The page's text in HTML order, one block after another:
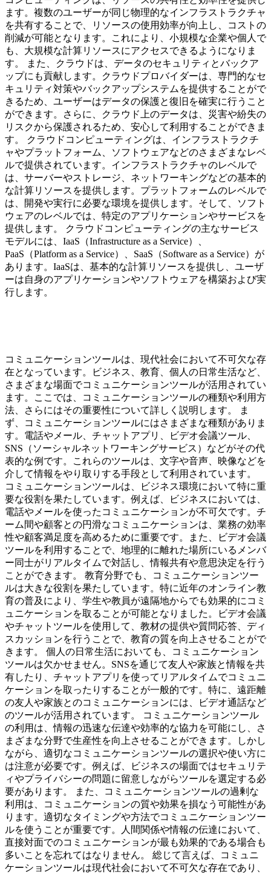
ます。複数のユーザーが同じ物理的なインフラストラクチャ
を共有することで、リソースの使用効率が向上し、コストの
削減が可能となります。これにより、小規模な企業や個人で
も、大規模な計算リソースにアクセスできるようになりま
す。 また、クラウドは、データのセキュリティとバックア
ップにも貢献します。クラウドプロバイダーは、専門的なセ
キュリティ対策やバックアップシステムを提供することがで
きるため、ユーザーはデータの保護と復旧を確実に行うこと
ができます。さらに、クラウド上のデータは、災害や紛失の
リスクから保護されるため、安心して利用することができま
す。 クラウドコンピューティングは、インフラストラクチ
ャやプラットフォーム、ソフトウェアなどのさまざまなレベ
ルで提供されています。インフラストラクチャのレベルで
は、サーバーやストレージ、ネットワーキングなどの基本的
な計算リソースを提供します。プラットフォームのレベルで
は、開発や実行に必要な環境を提供します。そして、ソフト
ウェアのレベルでは、特定のアプリケーションやサービスを
提供します。 クラウドコンピューティングの主なサービス
モデルには、IaaS（Infrastructure as a Service）、
PaaS（Platform as a Service）、SaaS（Software as a Service）が
あります。IaaSは、基本的な計算リソースを提供し、ユーザ
ーは自身のアプリケーションやソフトウェアを構築および実
行します。
コミュニケーションツールは、現代社会において不可欠な存
在となっています。ビジネス、教育、個人の日常生活など、
さまざまな場面でコミュニケーションツールが活用されてい
ます。ここでは、コミュニケーションツールの種類や利用方
法、さらにはその重要性について詳しく説明します。 ま
ず、コミュニケーションツールにはさまざまな種類がありま
す。電話やメール、チャットアプリ、ビデオ会議ツール、
SNS（ソーシャルネットワーキングサービス）などがその代
表的な例です。これらのツールは、文字や音声、映像などを
介して情報をやり取りする手段として利用されています。
コミュニケーションツールは、ビジネス環境において特に重
要な役割を果たしています。例えば、ビジネスにおいては、
電話やメールを使ったコミュニケーションが不可欠です。チ
ーム間や顧客との円滑なコミュニケーションは、業務の効率
性や顧客満足度を高めるために重要です。また、ビデオ会議
ツールを利用することで、地理的に離れた場所にいるメンバ
ー同士がリアルタイムで対話し、情報共有や意思決定を行う
ことができます。 教育分野でも、コミュニケーションツー
ルは大きな役割を果たしています。特に近年のオンライン教
育の普及により、学生や教員が遠隔地からでも効果的にコミ
ュニケーションを取ることが可能となりました。ビデオ会議
やチャットツールを使用して、教材の提供や質問応答、ディ
スカッションを行うことで、教育の質を向上させることがで
きます。 個人の日常生活においても、コミュニケーション
ツールは欠かせません。SNSを通じて友人や家族と情報を共
有したり、チャットアプリを使ってリアルタイムでコミュニ
ケーションを取ったりすることが一般的です。特に、遠距離
の友人や家族とのコミュニケーションには、ビデオ通話など
のツールが活用されています。 コミュニケーションツール
の利用は、情報の迅速な伝達や効率的な協力を可能にし、さ
まざまな分野で生産性を向上させることができます。しかし
ながら、適切なコミュニケーションツールの選択や使い方に
は注意が必要です。例えば、ビジネスの場面ではセキュリテ
ィやプライバシーの問題に留意しながらツールを選定する必
要があります。 また、コミュニケーションツールの過剰な
利用は、コミュニケーションの質や効果を損なう可能性があ
ります。適切なタイミングや方法でコミュニケーションツー
ルを使うことが重要です。人間関係や情報の伝達において、
直接対面でのコミュニケーションが最も効果的である場合も
多いことを忘れてはなりません。 総じて言えば、コミュニ
ケーションツールは現代社会において不可欠な存在であり、